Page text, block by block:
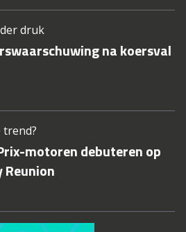
druk
na koersval
trend?
motoren debuteren op